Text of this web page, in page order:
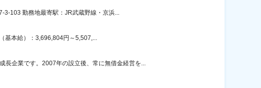
103 勤務地最寄駅：JR武蔵野線・京浜...
基本給）：3,696,804円～5,507,...
企業です。2007年の設立後、常に無借金経営を...